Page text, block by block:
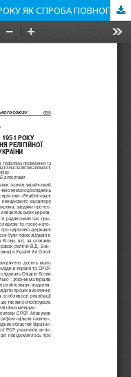
ДЕПОРТАЦІЯ СВІДКІВ ЄГОВИ 1951 РОКУ ЯК СПРОБА ПОВНОГО ЗНИЩЕННЯ РЕЛІГІЙНОЇ ГРОМАДИ НА ТЕРИТОРІЇ УКРАЇНИ